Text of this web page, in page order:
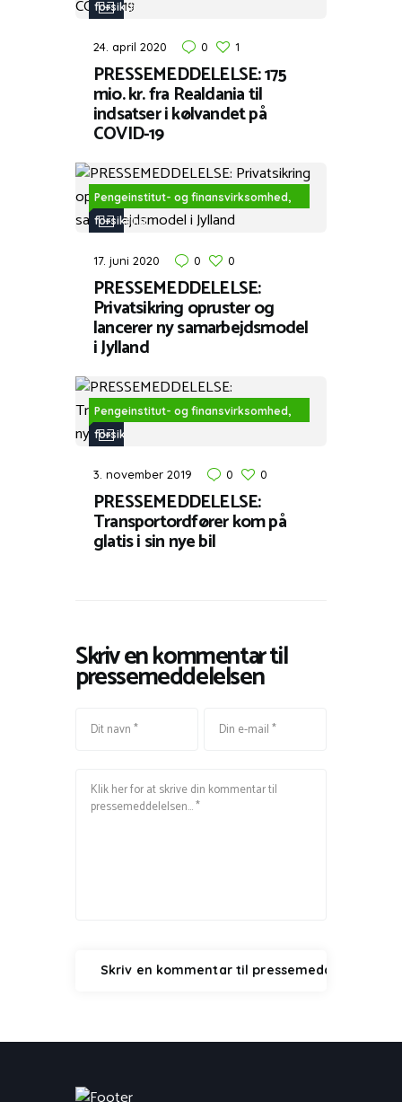
forsikring
24. april 2020 0 1
PRESSEMEDDELELSE: 175
mio. kr. fra Realdania til
indsatser i kølvandet på
COVID-19
Pengeinstitut- og finansvirksomhed,
forsikring
17. juni 2020 0 0
PRESSEMEDDELELSE:
Privatsikring opruster og
lancerer ny samarbejdsmodel
i Jylland
Pengeinstitut- og finansvirksomhed,
forsikring
3. november 2019 0 0
PRESSEMEDDELELSE:
Transportordfører kom på
glatis i sin nye bil
Skriv en kommentar til
pressemeddelelsen